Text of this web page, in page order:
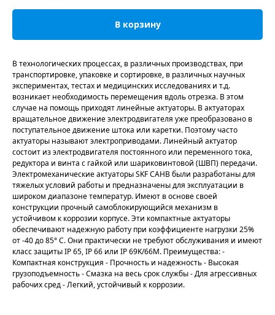
В корзину
В технологических процессах, в различных производствах, при
транспортировке, упаковке и сортировке, в различных научных
экспериментах, тестах и медицинских исследованиях и т.д.
возникает необходимость перемещения вдоль отрезка. В этом
случае на помощь приходят линейные актуаторы. В актуаторах
вращательное движение электродвигателя уже преобразовано в
поступательное движение штока или каретки. Поэтому часто
актуаторы называют электроприводами. Линейный актуатор
состоит из электродвигателя постоянного или переменного тока,
редуктора и винта с гайкой или шариковинтовой (ШВП) передачи.
Электромеханические актуаторы SKF CAHB были рaзрaботaны для
тяжелых условий работы и предназначены для эксплуатации в
ширoкoм диапазоне температур. Имеют в основе своей
конструкции прочный самоблокирующийся механизм в
устойчивом к коррозии корпусе. Эти компактные актуаторы
обеспечивают надежную работу при коэффициенте нагрузки 25%
от -40 до 85° C. Они практически не требуют обслуживания и имеют
класс защиты IP 65, IP 66 или IP 69K/66M. Преимущества: -
Компактная конструкция - Прочность и надежность - Высокая
грузоподъемность - Смазка на весь срок службы - Для агрессивных
рабочих сред - Легкий, устойчивый к коррозии.